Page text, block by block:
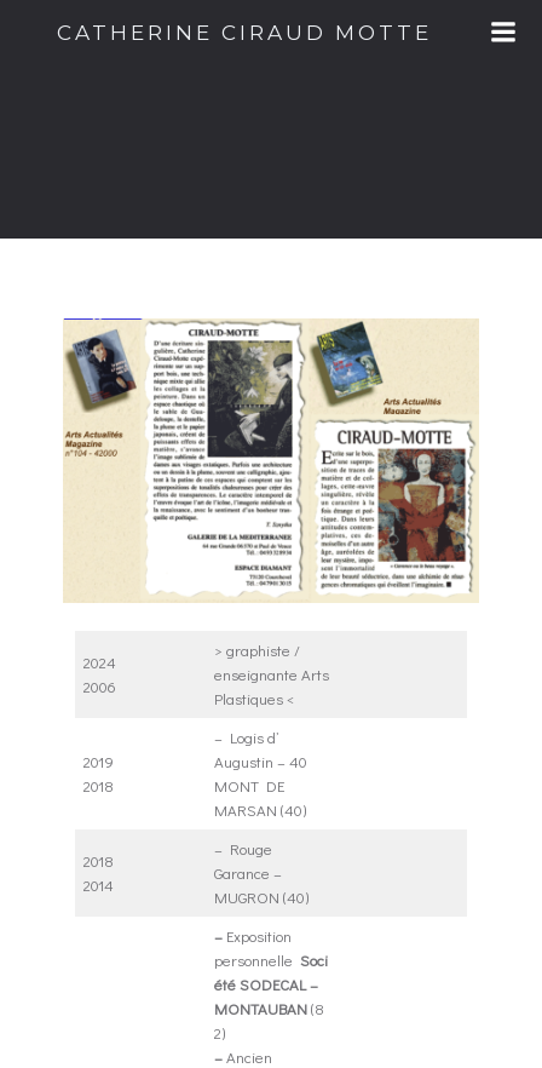
au
CATHERINE CIRAUD MOTTE
2024
2006
> graphiste /
enseignante Arts
Plastiques <
2019
2018
– Logis d’
Augustin – 40
MONT DE
MARSAN (40)
2018
2014
– Rouge
Garance –
MUGRON (40)
– Exposition
personnelle Soci
été SODECAL –
MONTAUBAN(8
2)
–Ancien